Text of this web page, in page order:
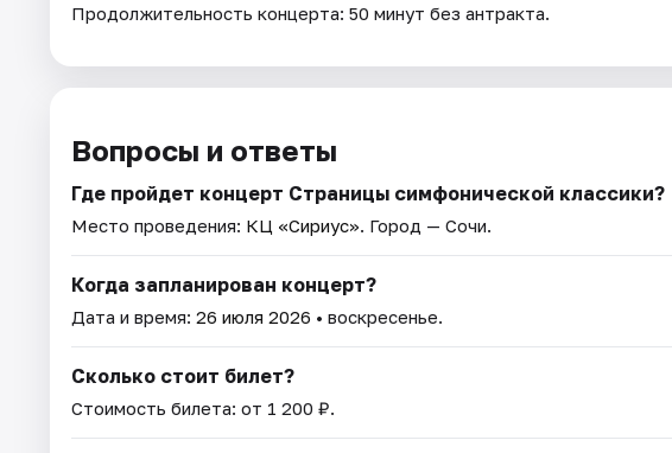
Продолжительность концерта: 50 минут без антракта.
Вопросы и ответы
Где пройдет концерт Страницы симфонической классики?
Место проведения: КЦ «Сириус». Город — Сочи.
Когда запланирован концерт?
Дата и время: 26 июля 2026 • воскресенье.
Сколько стоит билет?
Стоимость билета: от 1 200 ₽.